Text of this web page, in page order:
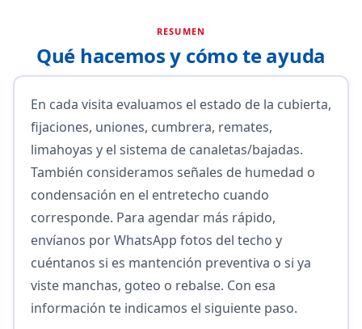
RESUMEN
Qué hacemos y cómo te ayuda
En cada visita evaluamos el estado de la cubierta,
fijaciones, uniones, cumbrera, remates,
limahoyas y el sistema de canaletas/bajadas.
También consideramos señales de humedad o
condensación en el entretecho cuando
corresponde. Para agendar más rápido,
envíanos por WhatsApp fotos del techo y
cuéntanos si es mantención preventiva o si ya
viste manchas, goteo o rebalse. Con esa
información te indicamos el siguiente paso.